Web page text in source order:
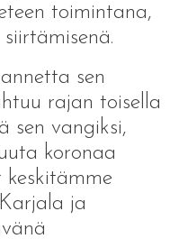
toimintana,
sen
rajan toisella
sen vangiksi,
koronaa
ja